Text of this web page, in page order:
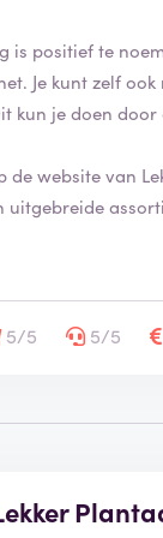
is positief te
Je kunt zelf
kun je doen
de website van
5/5 5/5